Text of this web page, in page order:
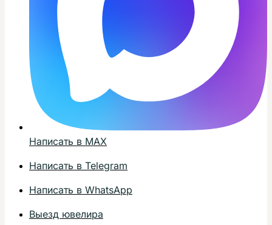
Написать в MAX
Написать в Telegram
Написать в WhatsApp
Выезд ювелира